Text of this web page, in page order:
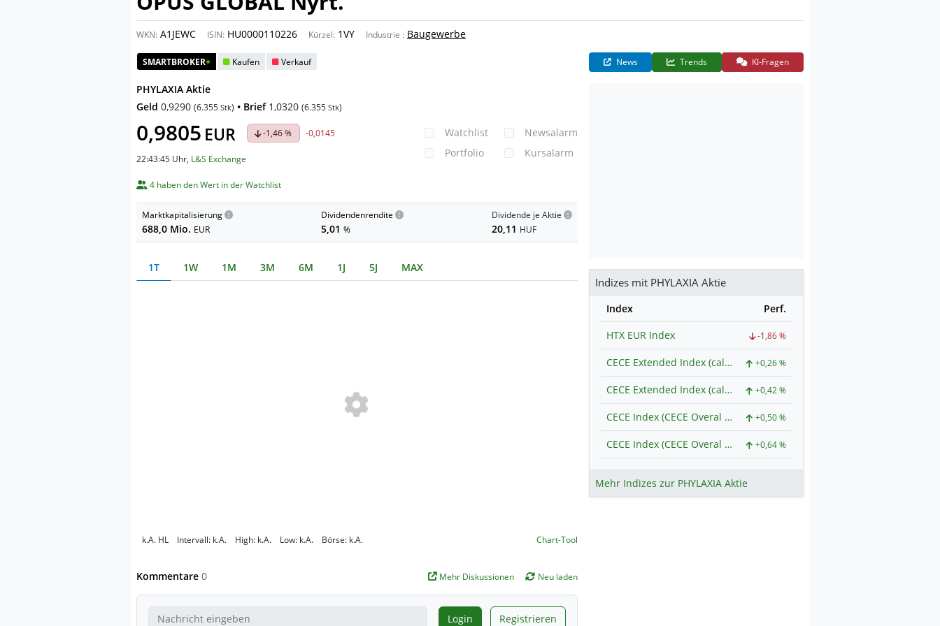
WKN: A1JEWC ISIN: HU0000110226 Kürzel: 1VY Industrie : Baugewerbe
SMARTBROKER+ Kaufen Verkauf
PHYLAXIA Aktie
Geld 0,9290 (6.355 Stk) • Brief 1,0320 (6.355 Stk)
0,9805 EUR -1,46 % -0,0145
22:43:45 Uhr, L&S Exchange
Watchlist
Portfolio
Newsalarm
Kursalarm
4 haben den Wert in der Watchlist
Marktkapitalisierung
688,0 Mio. EUR
Dividendenrendite
5,01 %
Dividende je Aktie
20,11 HUF
1T 1W 1M 3M 6M 1J 5J MAX
k.A. HL Intervall: k.A. High: k.A. Low: k.A. Börse: k.A. Chart-Tool
Kommentare 0 Mehr Diskussionen Neu laden
Login Registrieren
News Trends KI-Fragen
Indizes mit PHYLAXIA Aktie
Index
Perf.
HTX EUR Index
-1,86 %
CECE Extended Index (calculated in USD) +0,26 %
CECE Extended Index (calculated in EUR) +0,42 %
CECE Index (CECE Overal Index USD) +0,50 %
CECE Index (CECE Overal Index EUR) +0,64 %
Mehr Indizes zur PHYLAXIA Aktie